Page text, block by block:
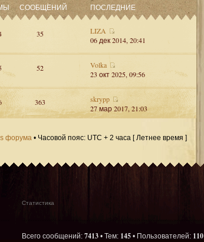
СООБЩЕНИЙ ПОСЛЕДНИЕ
35
LIZA
06 дек 2014, 20:41
52
Volka
23 окт 2025, 09:56
363
skrypp
27 мар 2017, 21:03
форума • Часовой пояс: UTC + 2 часа [ Летнее время ]
Статистика
Всего сообщений: 7413 • Тем: 145 • Пользователей: 110